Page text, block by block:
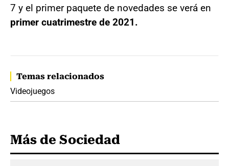
7 y el primer paquete de novedades se verá en
primer cuatrimestre de 2021.
Temas relacionados
Videojuegos
Más de Sociedad